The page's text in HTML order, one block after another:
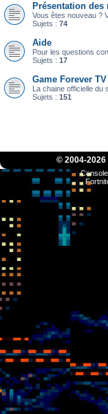
Présentation des
Vous êtes nouveau ?
Sujets : 74
Aide
Pour les questions
Sujets : 17
Game Forever TV
La chaine officielle du
Sujets : 151
© 2004-2026